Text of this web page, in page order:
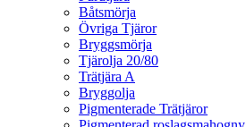
Båtsmörja
Övriga Tjäror
Bryggsmörja
Tjärolja 20/80
Trätjära A
Bryggolja
Pigmenterade Trätjäror